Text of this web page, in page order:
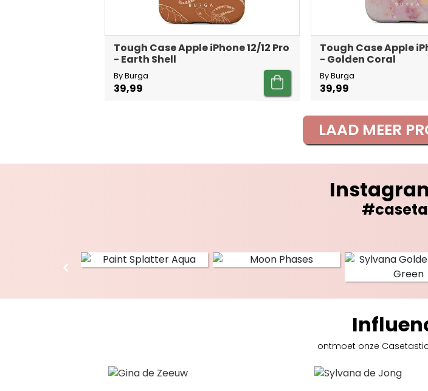
Tough Case Apple iPhone 12/12 Pro
- Earth Shell
By Burga
39,99
Tough Case Apple
- Golden Coral
By Burga
39,99
LAAD MEER
ontmoet onze Casetastic